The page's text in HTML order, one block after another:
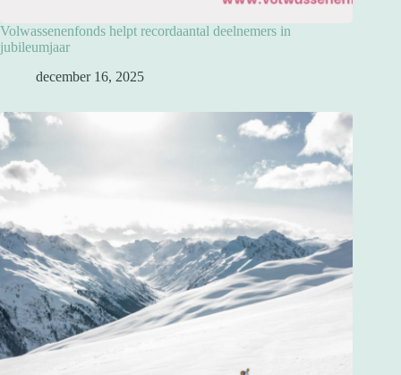
Volwassenenfonds helpt recordaantal deelnemers in
jubileumjaar
december 16, 2025